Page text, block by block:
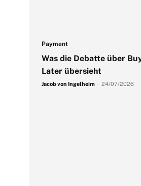
Payment
Was die Debatte über
Later übersieht
Jacob von Ingelheim 24/07/2026